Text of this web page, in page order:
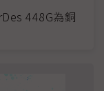
448G為銅